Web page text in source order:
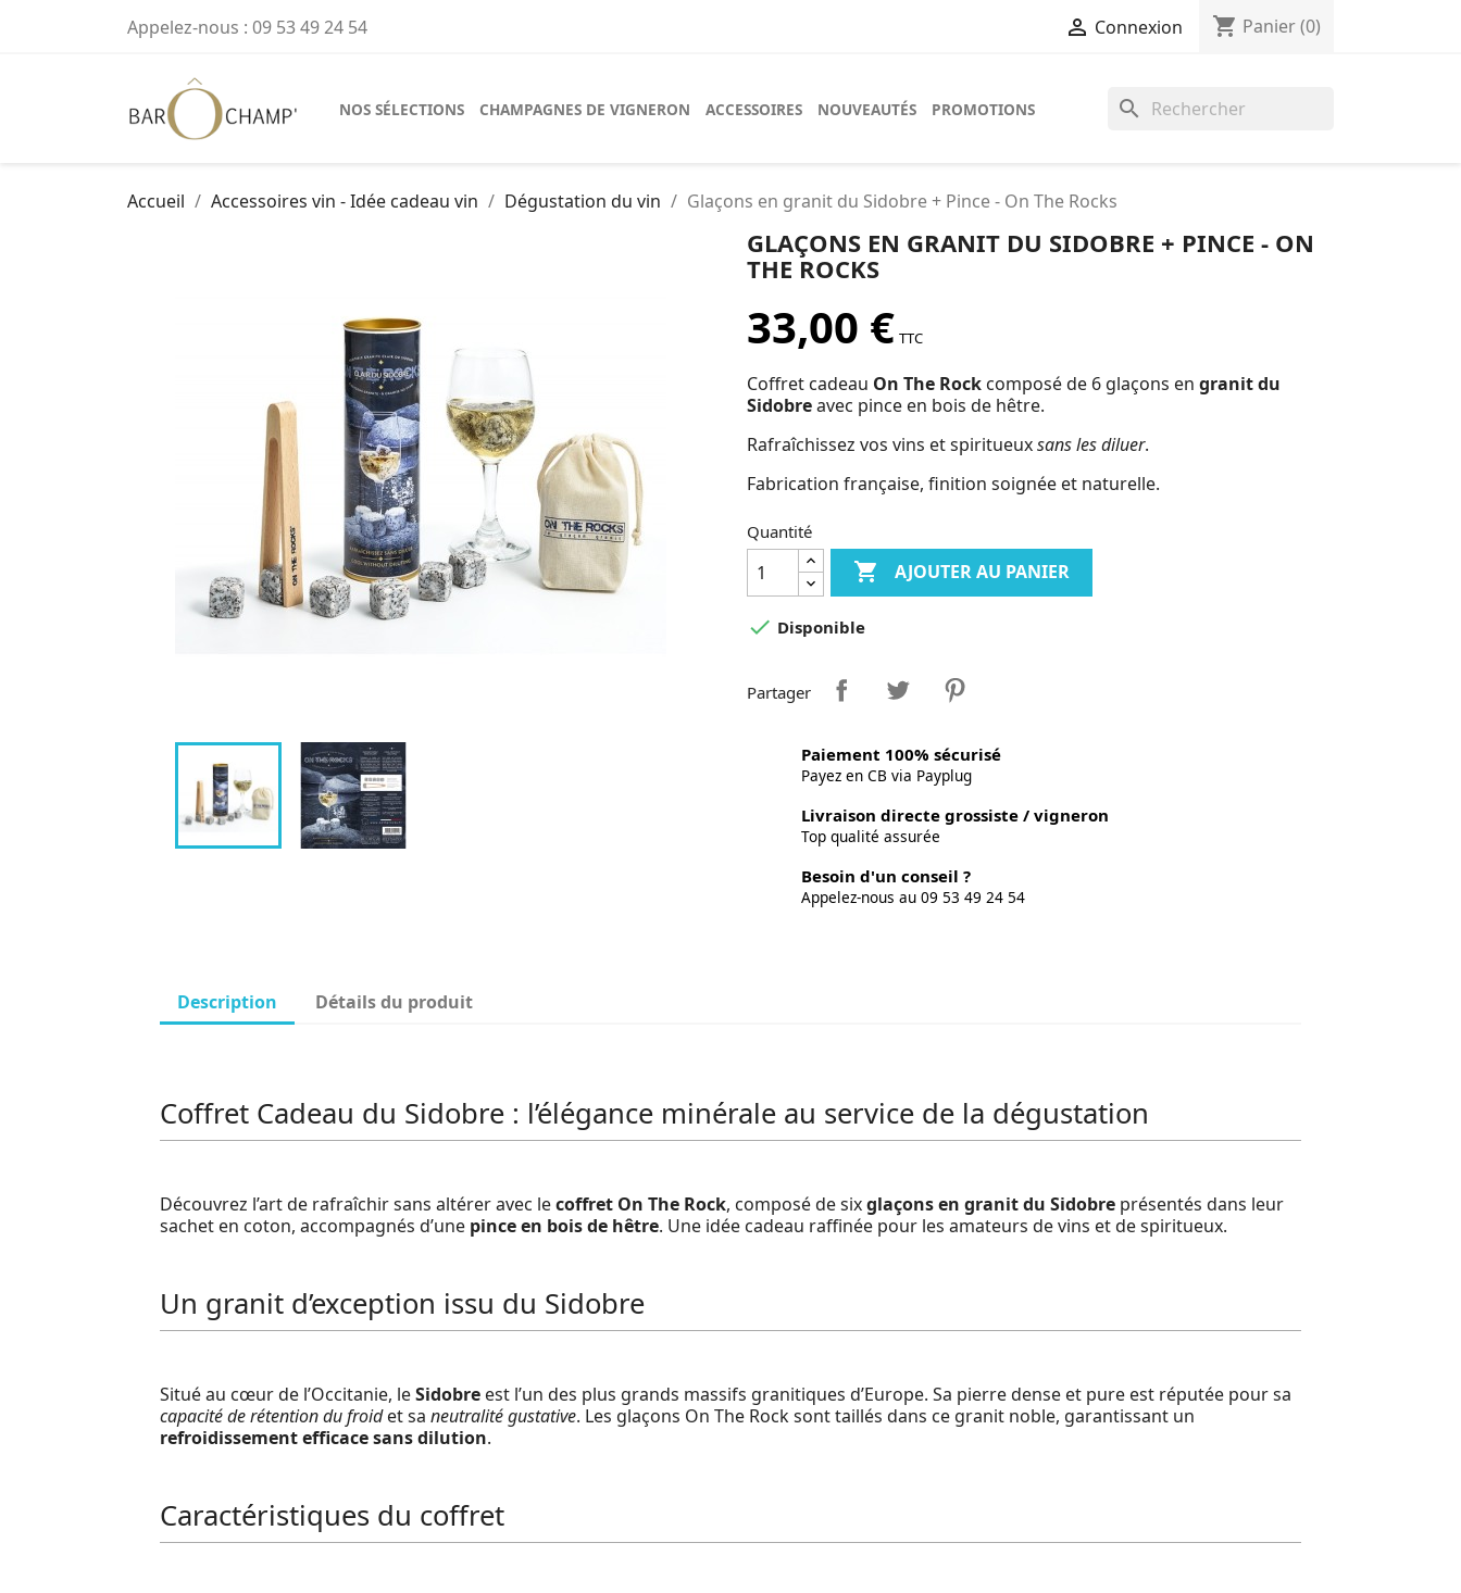
Appelez-nous : 09 53 49 24 54  Connexion shopping_cart Panier(0)
search
NOS SÉLECTIONS CHAMPAGNES DE VIGNERON ACCESSOIRES NOUVEAUTÉS PROMOTIONS
Accueil Accessoires vin - Idée cadeau vin Dégustation du vin Glaçons en granit du Sidobre + Pince - On The Rocks
GLAÇONS EN GRANIT DU SIDOBRE + PINCE - ON
THE ROCKS
33,00 € TTC
Coffret cadeau On The Rock composé de 6 glaçons en granit du
Sidobreavec pince en bois de hêtre.
Rafraîchissez vos vins et spiritueuxsans les diluer.
Fabrication française, finition soignée et naturelle.
Quantité
 AJOUTER AU PANIER
 Disponible
Partager
Paiement 100% sécurisé
Payez en CB via Payplug
Livraison directe grossiste / vigneron
Top qualité assurée
Besoin d'un conseil ?
Appelez-nous au 09 53 49 24 54
Description Détails du produit
Coffret Cadeau du Sidobre : l’élégance minérale au service de la dégustation
Découvrez l’art de rafraîchir sans altérer avec lecoffret On The Rock, composé de sixglaçons en granit du Sidobre présentés dans leur
sachet en coton, accompagnés d’une pince en bois de hêtre. Une idée cadeau raffinée pour les amateurs de vins et de spiritueux.
Un granit d’exception issu du Sidobre
Situé au cœur de l’Occitanie, leSidobre est l’un des plus grands massifs granitiques d’Europe. Sa pierre dense et pure est réputée pour sa
capacité de rétention du froidet sa neutralité gustative. Les glaçons On The Rock sont taillés dans ce granit noble, garantissant un
refroidissement efficace sans dilution.
Caractéristiques du coffret